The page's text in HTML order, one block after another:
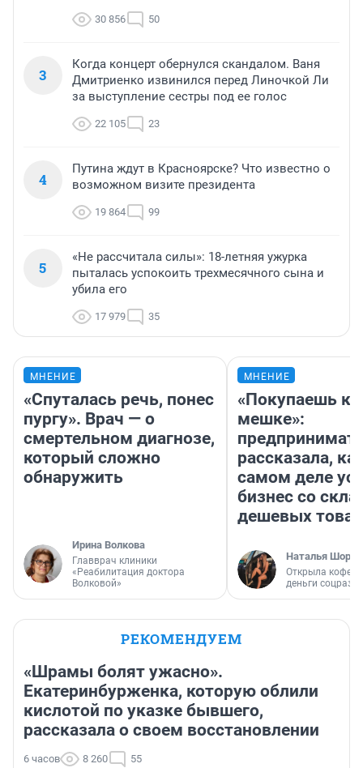
30 856 50
3
Когда концерт обернулся скандалом. Ваня
Дмитриенко извинился перед Линочкой Ли
за выступление сестры под ее голос
22 105 23
4
Путина ждут в Красноярске? Что известно о
возможном визите президента
19 864 99
5
«Не рассчитала силы»: 18-летняя ужурка
пыталась успокоить трехмесячного сына и
убила его
17 979 35
МНЕНИЕ
«Спуталась речь, понес
пургу». Врач — о
смертельном диагнозе,
который сложно
обнаружить
Ирина Волкова
Главврач клиники
«Реабилитация доктора
Волковой»
МНЕНИЕ
«Покупаешь
мешке»:
рассказала,
самом деле
бизнес со
дешевых
Наталья
Открыла
деньги
РЕКОМЕНДУЕМ
«Шрамы болят ужасно».
Екатеринбурженка, которую облили
кислотой по указке бывшего,
рассказала о своем восстановлении
6 часов 8 260 55